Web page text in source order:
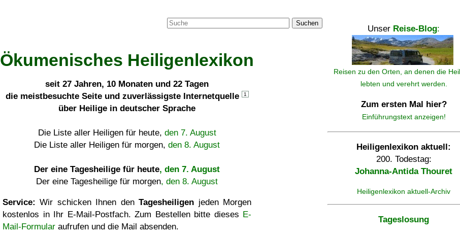
Suchen
Ökumenisches Heiligenlexikon
seit 27 Jahren, 10 Monaten und 22 Tagen
die meistbesuchte Seite und zuverlässigste Internetquelle
1
über Heilige in deutscher Sprache
Die Liste aller Heiligen für heute, den 7. August
Die Liste aller Heiligen für morgen, den 8. August
Der eine Tagesheilige für heute, den 7. August
Der eine Tagesheilige für morgen, den 8. August
Service: Wir schicken Ihnen denTagesheiligen jeden Morgen
kostenlos in Ihr E-Mail-Postfach. Zum Bestellen bitte dieses E-
Mail-Formular aufrufen und die Mail absenden.
Unser Reise-Blog:
Reisen zu den Orten, an denen die
lebten und verehrt werden.
Zum ersten Mal hier?
Einführungstext anzeigen!
Heiligenlexikon aktuell:
200. Todestag:
Johanna-Antida Thouret
Heiligenlexikon aktuell-Archiv
Tageslosung